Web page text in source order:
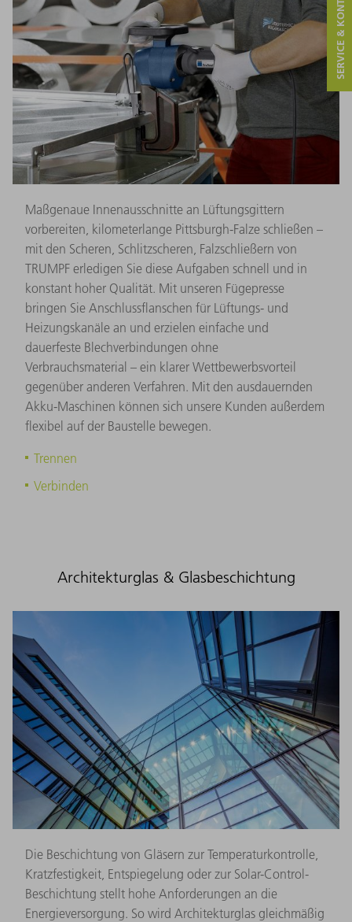
Maßgenaue Innenausschnitte an Lüftungsgittern
vorbereiten, kilometerlange Pittsburgh-Falze schließen –
mit den Scheren, Schlitzscheren, Falzschließern von
TRUMPF erledigen Sie diese Aufgaben schnell und in
konstant hoher Qualität. Mit unseren Fügepresse
bringen Sie Anschlussflanschen für Lüftungs- und
Heizungskanäle an und erzielen einfache und
dauerfeste Blechverbindungen ohne
Verbrauchsmaterial – ein klarer Wettbewerbsvorteil
gegenüber anderen Verfahren. Mit den ausdauernden
Akku-Maschinen können sich unsere Kunden außerdem
flexibel auf der Baustelle bewegen.
Trennen
Verbinden
Architekturglas & Glasbeschichtung
Die Beschichtung von Gläsern zur Temperaturkontrolle,
Kratzfestigkeit, Entspiegelung oder zur Solar-Control-
Beschichtung stellt hohe Anforderungen an die
Energieversorgung. So wird Architekturglas gleichmäßig
SERVICE & KONTAKT